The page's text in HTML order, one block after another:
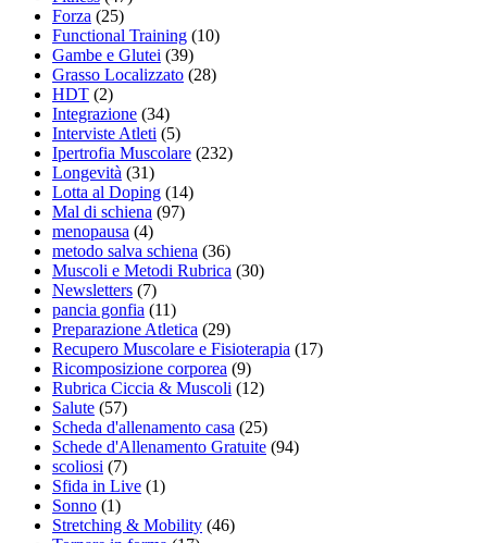
Forza (25)
Functional Training (10)
Gambe e Glutei (39)
Grasso Localizzato (28)
HDT (2)
Integrazione (34)
Interviste Atleti (5)
Ipertrofia Muscolare (232)
Longevità (31)
Lotta al Doping (14)
Mal di schiena (97)
menopausa (4)
metodo salva schiena (36)
Muscoli e Metodi Rubrica (30)
Newsletters (7)
pancia gonfia (11)
Preparazione Atletica (29)
Recupero Muscolare e Fisioterapia (17)
Ricomposizione corporea (9)
Rubrica Ciccia & Muscoli (12)
Salute (57)
Scheda d'allenamento casa (25)
Schede d'Allenamento Gratuite (94)
scoliosi (7)
Sfida in Live (1)
Sonno (1)
Stretching & Mobility (46)